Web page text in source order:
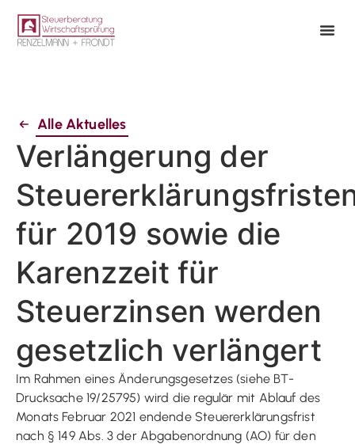
Alle Aktuelles
Verlängerung der
für 2019 sowie die
Karenzzeit für
Steuerzinsen werden
gesetzlich verlängert
Im Rahmen eines Änderungsgesetzes (siehe BT-
Drucksache 19/25795) wird die regulär mit Ablauf des
Monats Februar 2021 endende Steuererklärungsfrist
nach § 149 Abs. 3 der Abgabenordnung (AO) für den